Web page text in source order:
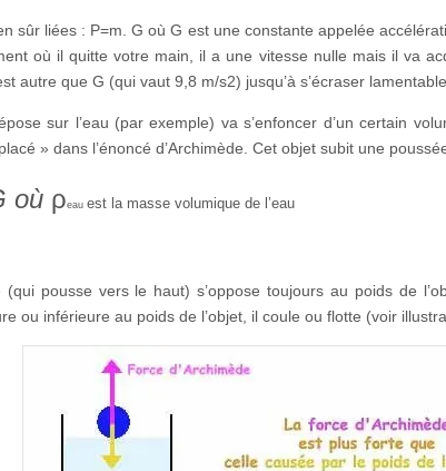
sûr liées : P=m. G où G est une constante appelée
où il quitte votre main, il a une vitesse nulle mais il va
autre que G (qui vaut 9,8 m/s2) jusqu’à s’écraser
sur l’eau (par exemple) va s’enfoncer d’un certain
» dans l’énoncé d’Archimède. Cet objet subit une
où ρeau est la masse volumique de l’eau
(qui pousse vers le haut) s’oppose toujours au poids de
ou inférieure au poids de l’objet, il coule ou flotte (voir